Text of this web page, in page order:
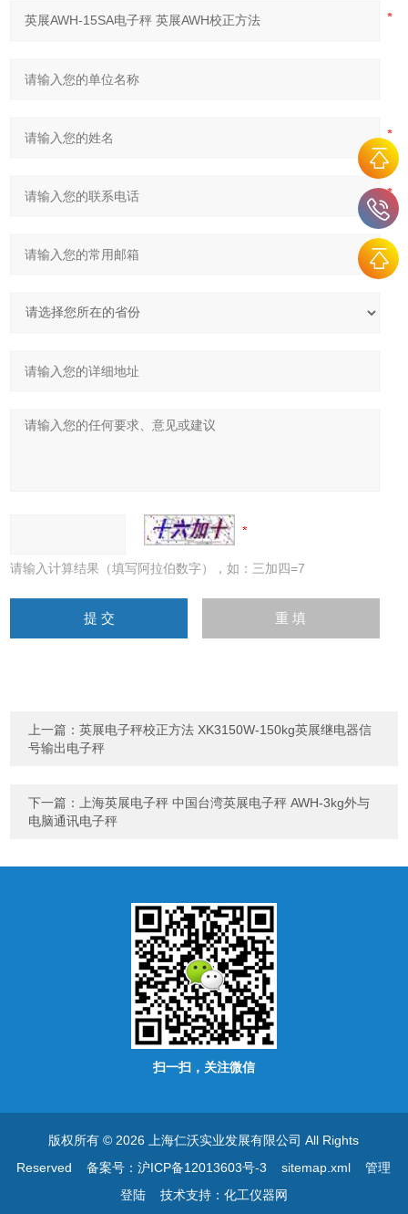
请输入计算结果（填写阿拉伯数字），如：三加四=7
上一篇：英展电子秤校正方法 XK3150W-150kg英展继电器信
号输出电子秤
下一篇：
上海英展电子秤 中国台湾英展电子秤 AWH-3kg外与
电脑通讯电子秤
扫一扫，关注微信
版权所有 © 2026 上海仁沃实业发展有限公司 All Rights
Reserved备案号：沪ICP备12013603号-3 sitemap.xml
管理
登陆技术支持： 化工仪器网